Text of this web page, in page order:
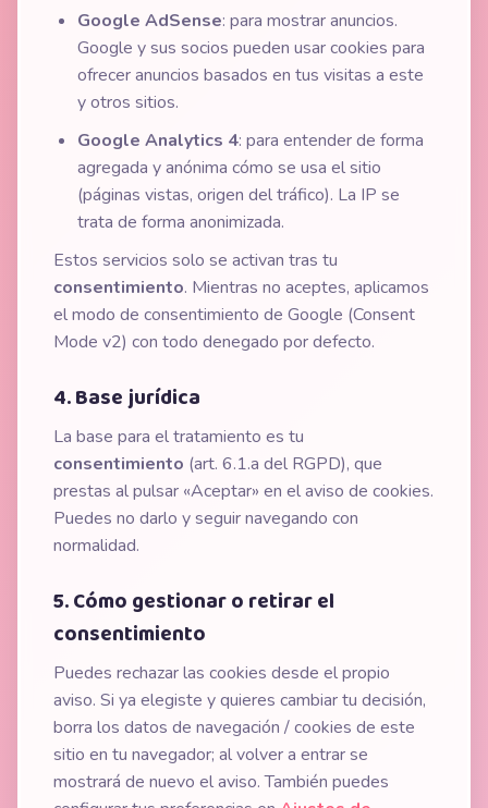
Google AdSense: para mostrar anuncios.
Google y sus socios pueden usar cookies para
ofrecer anuncios basados en tus visitas a este
y otros sitios.
Google Analytics 4: para entender de forma
agregada y anónima cómo se usa el sitio
(páginas vistas, origen del tráfico). La IP se
trata de forma anonimizada.
Estos servicios solo se activan tras tu
consentimiento. Mientras no aceptes, aplicamos
el modo de consentimiento de Google (Consent
Mode v2) con todo denegado por defecto.
4. Base jurídica
La base para el tratamiento es tu
consentimiento (art. 6.1.a del RGPD), que
prestas al pulsar «Aceptar» en el aviso de cookies.
Puedes no darlo y seguir navegando con
normalidad.
5. Cómo gestionar o retirar el
consentimiento
Puedes rechazar las cookies desde el propio
aviso. Si ya elegiste y quieres cambiar tu decisión,
borra los datos de navegación / cookies de este
sitio en tu navegador; al volver a entrar se
mostrará de nuevo el aviso. También puedes